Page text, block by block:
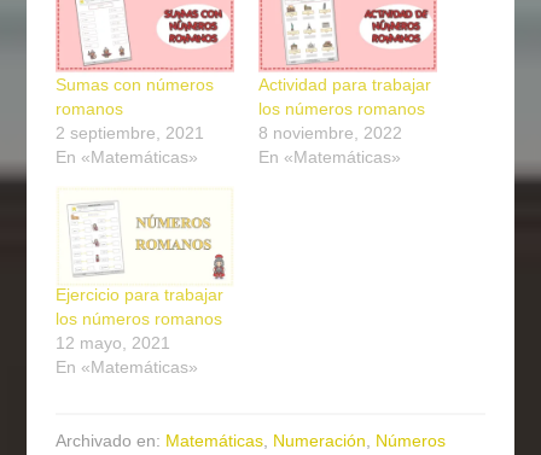
Sumas con números
romanos
2 septiembre, 2021
En «Matemáticas»
Actividad para trabajar
los números romanos
8 noviembre, 2022
En «Matemáticas»
Ejercicio para trabajar
los números romanos
12 mayo, 2021
En «Matemáticas»
Archivado en: Matemáticas, Numeración, Números